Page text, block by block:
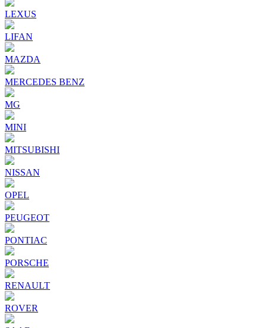
LEXUS
LIFAN
MAZDA
MERCEDES BENZ
MG
MINI
MITSUBISHI
NISSAN
OPEL
PEUGEOT
PONTIAC
PORSCHE
RENAULT
ROVER